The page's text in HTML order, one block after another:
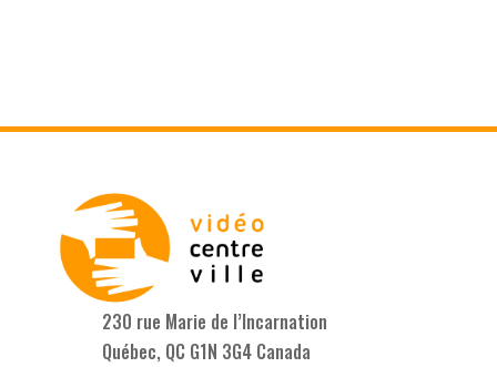
230 rue Marie de l’Incarnation
Québec, QC G1N 3G4 Canada